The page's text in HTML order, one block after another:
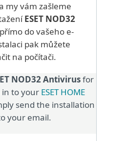
my vám zašleme
ESET NOD32
do vašeho e-
pak můžete
na počítači.
NOD32 Antivirusfor
in to your ESET HOME
send the installation
your email.